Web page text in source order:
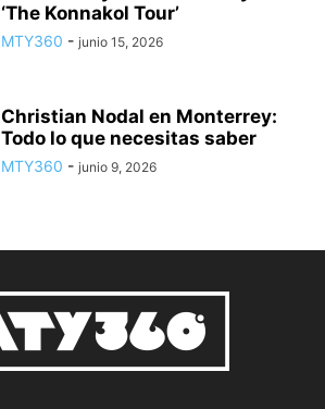
‘The Konnakol Tour’
MTY360 - junio 15, 2026
Christian Nodal en Monterrey:
Todo lo que necesitas saber
MTY360 - junio 9, 2026